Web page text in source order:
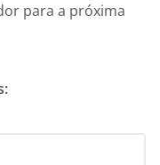
para a próxima